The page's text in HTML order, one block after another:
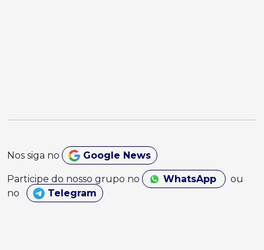
Nos siga no Google News
Participe do nosso grupo no WhatsApp
ou
no
Telegram